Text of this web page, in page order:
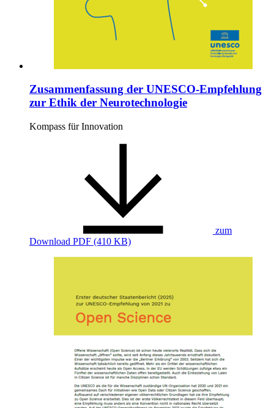
Zusammenfassung der UNESCO-Empfehlung
zur Ethik der Neurotechnologie
Kompass für Innovation
zum
Download PDF (410 KB)